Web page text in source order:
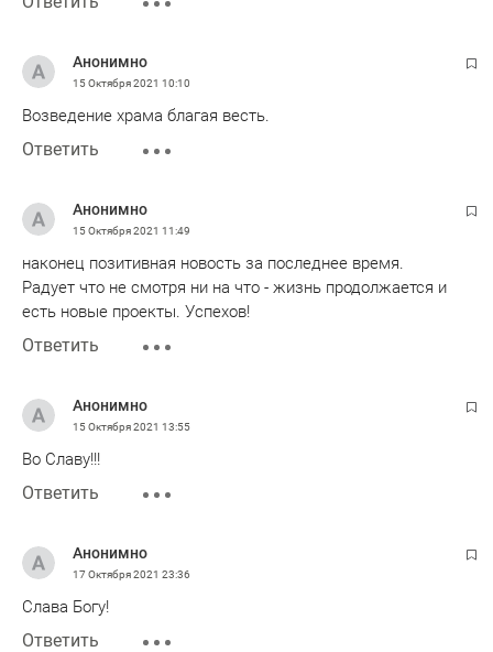
Анонимно
15 Октября 2021 10:10
Возведение храма благая весть.
Ответить
Анонимно
15 Октября 2021 11:49
наконец позитивная новость за последнее время.
Радует что не смотря ни на что - жизнь продолжается и
есть новые проекты. Успехов!
Ответить
Анонимно
15 Октября 2021 13:55
Во Славу!!!
Ответить
Анонимно
17 Октября 2021 23:36
Слава Богу!
Ответить